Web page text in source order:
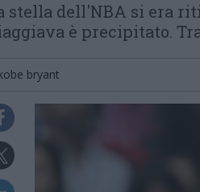
stella dell'NBA si era
è precipitato.
bryant